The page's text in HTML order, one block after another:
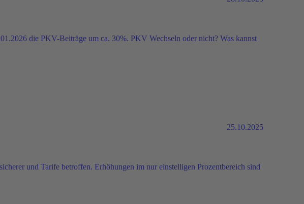
die PKV-Beiträge um ca. 30%. PKV Wechseln oder nicht? Was kannst
25.10.2025
und Tarife betroffen. Erhöhungen im nur einstelligen Prozentbereich sind